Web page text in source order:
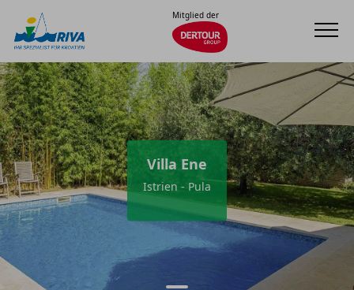
Mitglied der
Villa Ene
Istrien - Pula